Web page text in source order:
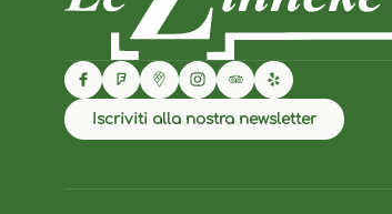
Iscriviti alla nostra newsletter